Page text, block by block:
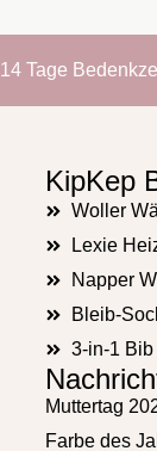
14 Tage
KipKep
Woller
Lexie
Napper
Bleib-
3-in-1
Muttertag
Farbe des